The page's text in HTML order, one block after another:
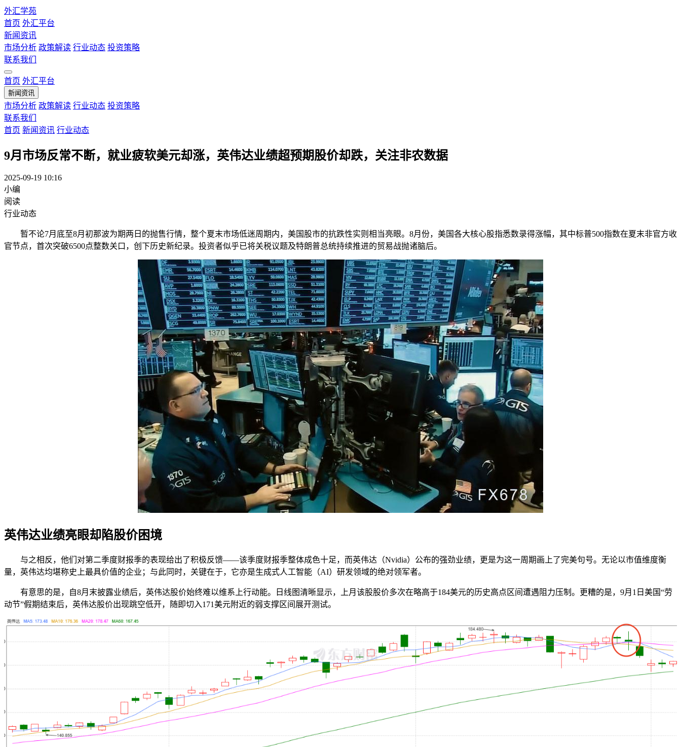
外汇学苑
首页 外汇平台
新闻资讯
市场分析 政策解读 行业动态 投资策略
联系我们
首页 外汇平台
新闻资讯
市场分析 政策解读 行业动态 投资策略
联系我们
首页 新闻资讯 行业动态
9月市场反常不断，就业疲软美元却涨，英伟达业绩超预期股价却跌，关注非农数据
2025-09-19 10:16
小编
阅读
行业动态
暂不论7月底至8月初那波为期两日的抛售行情，整个夏末市场低迷周期内，美国股市的抗跌性实则相当亮眼。8月份，美国各大核心股指悉数录得涨幅，其中标普500指数在夏末非官方收
官节点，首次突破6500点整数关口，创下历史新纪录。投资者似乎已将关税议题及特朗普总统持续推进的贸易战抛诸脑后。
英伟达业绩亮眼却陷股价困境
与之相反，他们对第二季度财报季的表现给出了积极反馈——该季度财报季整体成色十足，而英伟达（Nvidia）公布的强劲业绩，更是为这一周期画上了完美句号。无论以市值维度衡
量，英伟达均堪称史上最具价值的企业；与此同时，关键在于，它亦是生成式人工智能（AI）研发领域的绝对领军者。
有意思的是，自8月末披露业绩后，英伟达股价始终难以维系上行动能。日线图清晰显示，上月该股股价多次在略高于184美元的历史高点区间遭遇阻力压制。更糟的是，9月1日美国“劳
动节”假期结束后，英伟达股价出现跳空低开，随即切入171美元附近的弱支撑区间展开测试。